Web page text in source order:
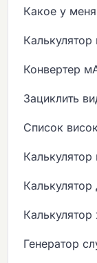
Какое у
Конвертер
Зациклить
Список
Калькулятор
Генератор